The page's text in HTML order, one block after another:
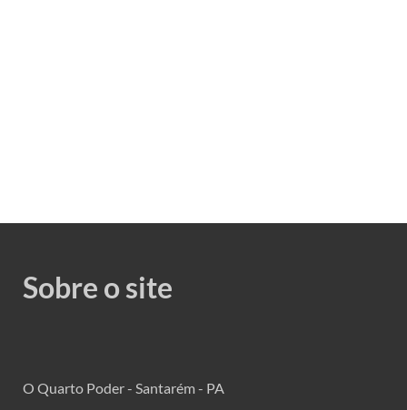
Sobre o site
O Quarto Poder - Santarém - PA